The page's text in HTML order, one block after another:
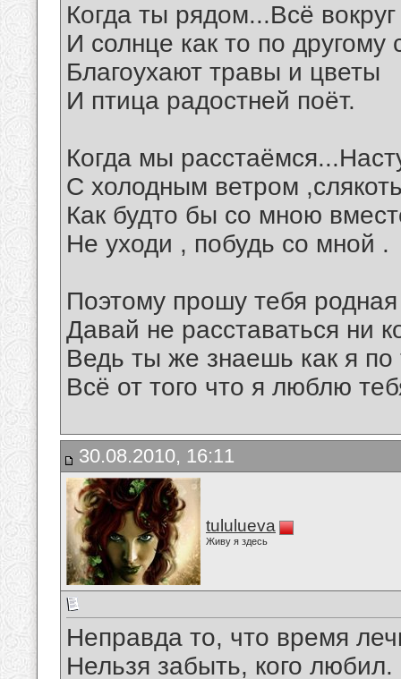
Когда ты рядом...Всё вокруг
И солнце как то по другому
Благоухают травы и цветы
И птица радостней поёт.
Когда мы
С холодным ветром
Как будто бы со мною
Не уходи , побудь со мной .
Поэтому прошу тебя родная
Давай не расставаться ни
Ведь ты же знаешь как я по
Всё от того что я люблю
30.08.2010, 16:11
tululueva
Живу я здесь
Неправда то, что время
Нельзя забыть, кого любил.